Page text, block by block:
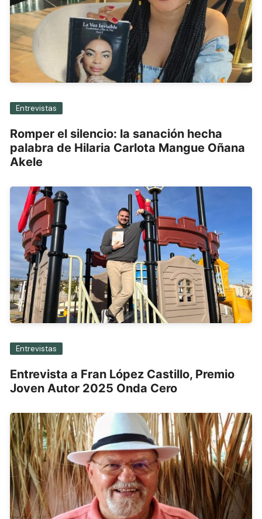
Entrevistas
Romper el silencio: la sanación hecha
palabra de Hilaria Carlota Mangue Oñana
Akele
Entrevistas
Entrevista a Fran López Castillo, Premio
Joven Autor 2025 Onda Cero